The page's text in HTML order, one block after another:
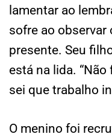
lamentar ao
sofre ao observar
presente. Seu
está na lida.
sei que trabalho
O menino foi